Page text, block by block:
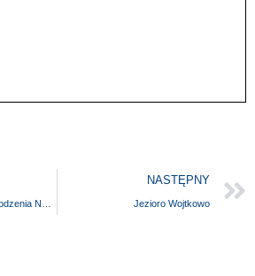
NASTĘPNY
Jezioro Wojtkowo